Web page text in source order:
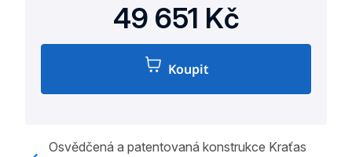
49 651 Kč
Koupit
Osvědčená a patentovaná konstrukce Kraťas